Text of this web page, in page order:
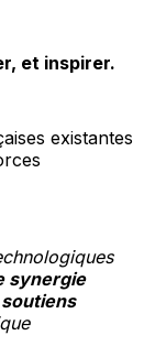
et inspirer.
existantes
synergie